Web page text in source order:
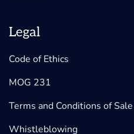
Legal
Code of Ethics
MOG 231
Terms and Conditions of Sale
Whistleblowing